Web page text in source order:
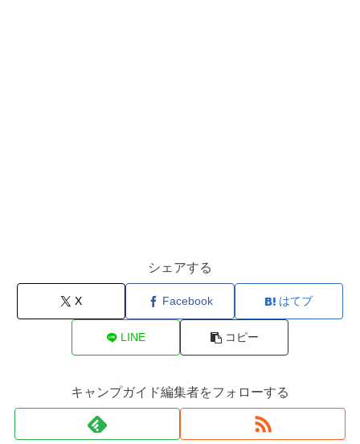
シェアする
X Facebook はてブ
LINE コピー
キャンプガイド編集者をフォローする